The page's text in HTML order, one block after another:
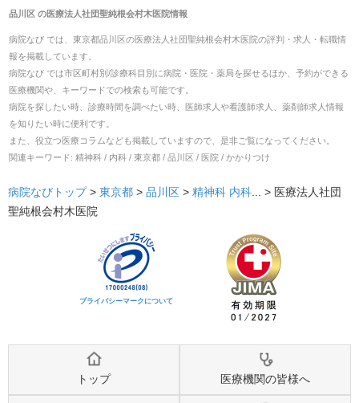
品川区 の医療法人社団聖純根会村木医院情報
病院なび では、 東京都品川区の医療法人社団聖純根会村木医院の評判・求人・転職情
報を掲載しています。
病院なび では市区町村別/診療科目別に病院・医院・薬局を探せるほか、予約ができる
医療機関や、キーワードでの検索も可能です。
病院を探したい時、診療時間を調べたい時、医師求人や看護師求人、薬剤師求人情報
を知りたい時に便利です。
また、役立つ医療コラムなども掲載していますので、是非ご覧になってください。
関連キーワード: 精神科 / 内科 / 東京都 / 品川区 / 医院 / かかりつけ
病院なびトップ > 東京都 > 品川区 > 精神科 内科 ... > 医療法人社団
聖純根会村木医院
プライバシーマークについて
トップ 医療機関の皆様へ